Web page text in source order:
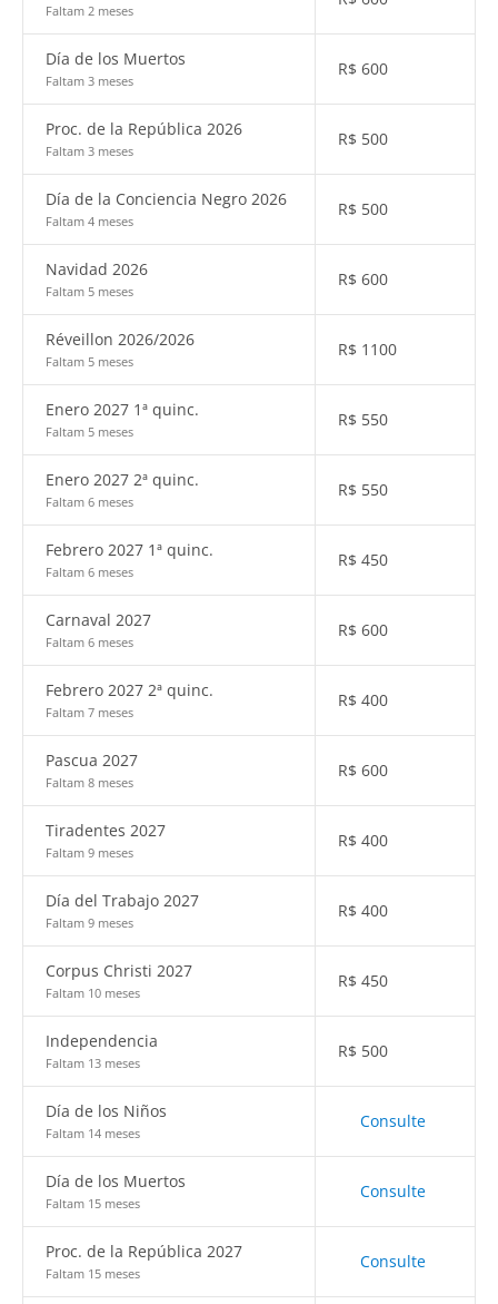
Faltam 2 meses
Día de los Muertos
Faltam 3 meses
R$ 600
Proc. de la República 2026
Faltam 3 meses
R$ 500
Día de la Conciencia Negro 2026
Faltam 4 meses
R$ 500
Navidad 2026
Faltam 5 meses
R$ 600
Réveillon 2026/2026
Faltam 5 meses
R$ 1100
Enero 2027 1ª quinc.
Faltam 5 meses
R$ 550
Enero 2027 2ª quinc.
Faltam 6 meses
R$ 550
Febrero 2027 1ª quinc.
Faltam 6 meses
R$ 450
Carnaval 2027
Faltam 6 meses
R$ 600
Febrero 2027 2ª quinc.
Faltam 7 meses
R$ 400
Pascua 2027
Faltam 8 meses
R$ 600
Tiradentes 2027
Faltam 9 meses
R$ 400
Día del Trabajo 2027
Faltam 9 meses
R$ 400
Corpus Christi 2027
Faltam 10 meses
R$ 450
Independencia
Faltam 13 meses
R$ 500
Día de los Niños
Faltam 14 meses
Consulte
Día de los Muertos
Faltam 15 meses
Consulte
Proc. de la República 2027
Faltam 15 meses
Consulte